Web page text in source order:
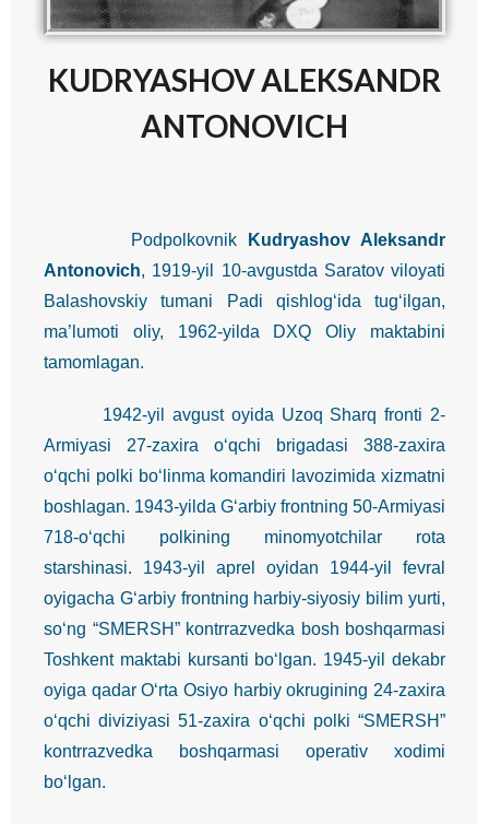
KUDRYASHOV ALEKSANDR
ANTONOVICH
Podpolkovnik
Kudryashov Aleksandr
Antonovich, 1919-yil 10-avgustda Saratov viloyati
Balashovskiy tumani Padi qishlog‘ida tug‘ilgan,
ma’lumoti oliy, 1962-yilda DXQ Oliy maktabini
tamomlagan.
1942-yil avgust oyida Uzoq Sharq fronti 2-
Armiyasi 27-zaxira o‘qchi brigadasi 388-zaxira
o‘qchi polki bo‘linma komandiri lavozimida xizmatni
boshlagan. 1943-yilda G‘arbiy frontning 50-Armiyasi
718-o‘qchi polkining minomyotchilar rota
starshinasi. 1943-yil aprel oyidan 1944-yil fevral
oyigacha G‘arbiy frontning harbiy-siyosiy bilim yurti,
so‘ng “SMERSH” kontrrazvedka bosh boshqarmasi
Toshkent maktabi kursanti bo‘lgan. 1945-yil dekabr
oyiga qadar O‘rta Osiyo harbiy okrugining 24-zaxira
o‘qchi diviziyasi 51-zaxira o‘qchi polki “SMERSH”
kontrrazvedka boshqarmasi operativ xodimi
bo‘lgan.